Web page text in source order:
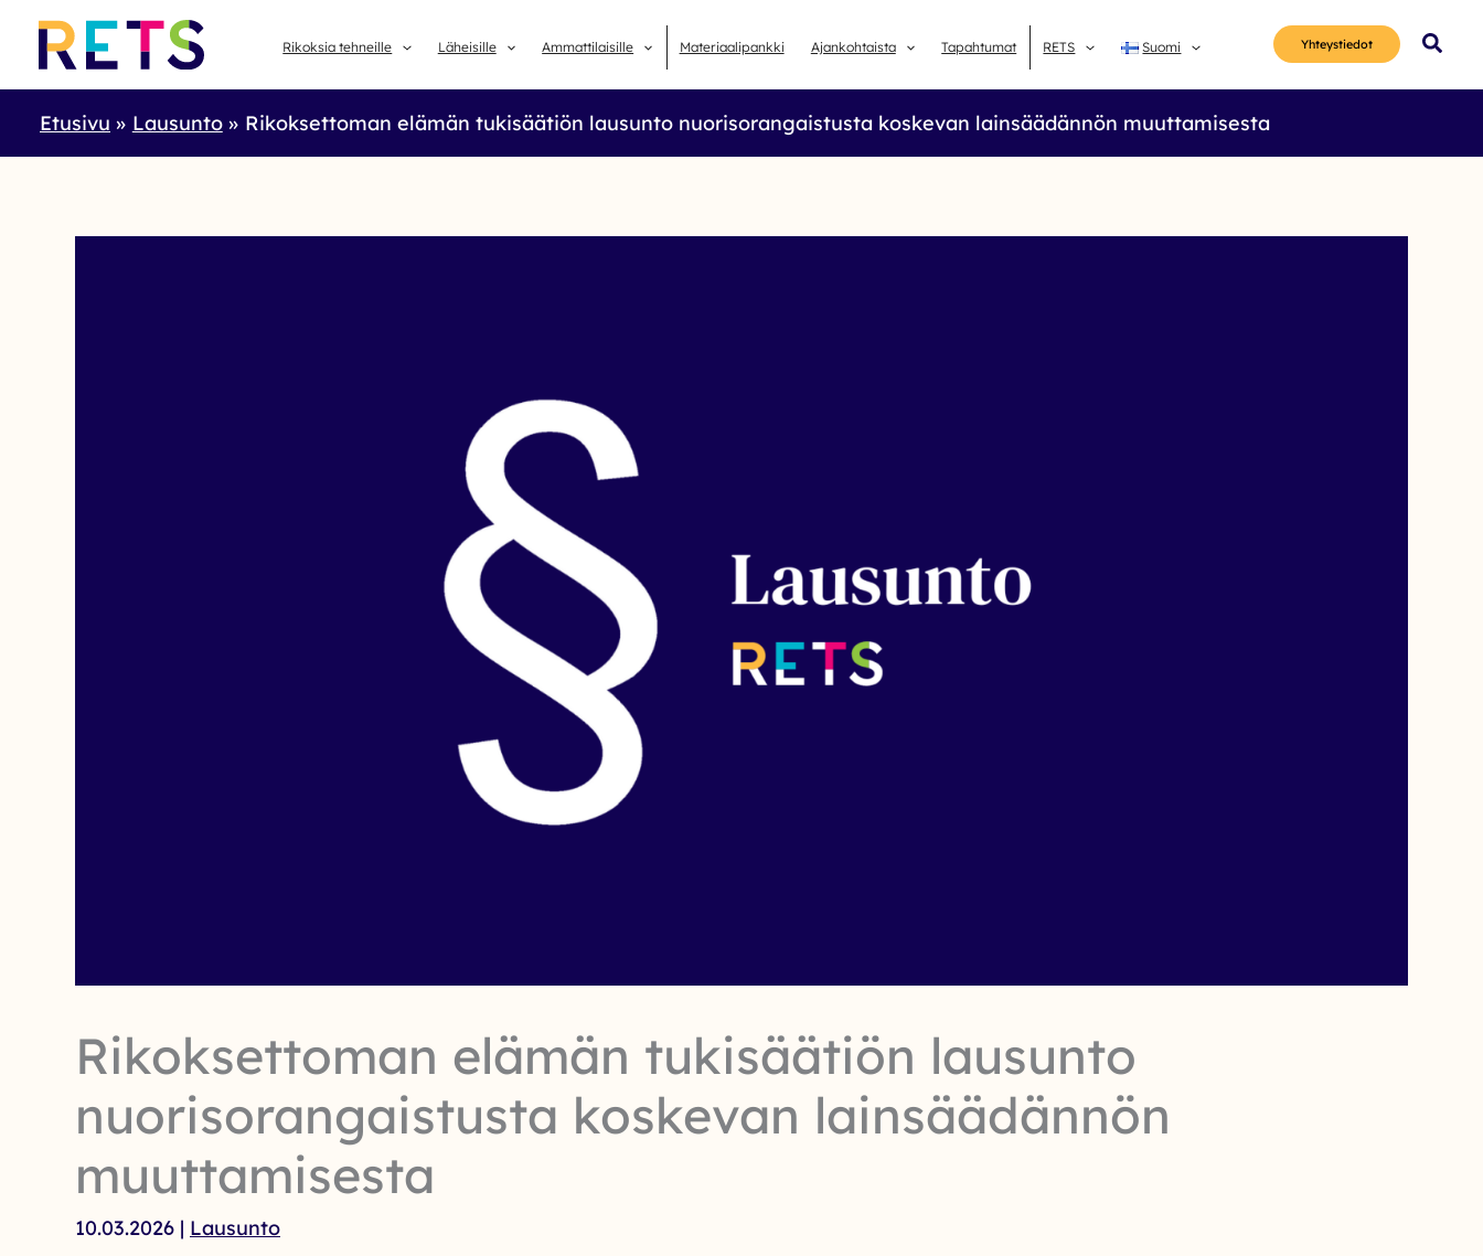
Skip
content
Rikoksia tehneille Läheisille Ammattilaisille Materiaalipankki Ajankohtaista Tapahtumat RETS Suomi Yhteys­tiedot Hae
Etusivu Lausunto Rikoksettoman elämän tukisäätiön lausunto nuorisorangaistusta koskevan lainsäädännön muuttamisesta
Rikoksettoman elämän tukisäätiön lausunto
nuorisorangaistusta koskevan lainsäädännön
muuttamisesta
10.03.2026 | Lausunto